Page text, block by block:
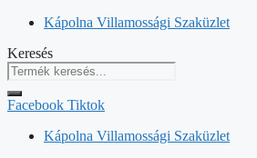
Kilépés
tartalomba
Kápolna Villamossági Szaküzlet
Keresés
Facebook Tiktok
Kápolna Villamossági Szaküzlet